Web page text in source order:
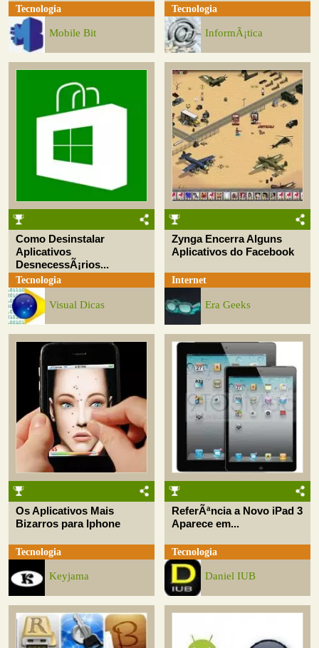
Tecnologia
Mobile Bit
Tecnologia
InformÃ¡tica
Como Desinstalar
Aplicativos
DesnecessÃ¡rios...
Tecnologia
Visual Dicas
Zynga Encerra Alguns
Aplicativos do Facebook
Internet
Era Geeks
Os Aplicativos Mais
Bizarros para Iphone
Tecnologia
Keyjama
ReferÃªncia a Novo iPad 3
Aparece em...
Tecnologia
Daniel IUB